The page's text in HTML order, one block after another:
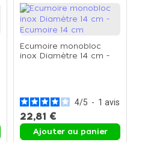
Ecumoire monobloc
inox Diamètre 14 cm -
4/5 - 1 avis
22,81 €
Ajouter au panier